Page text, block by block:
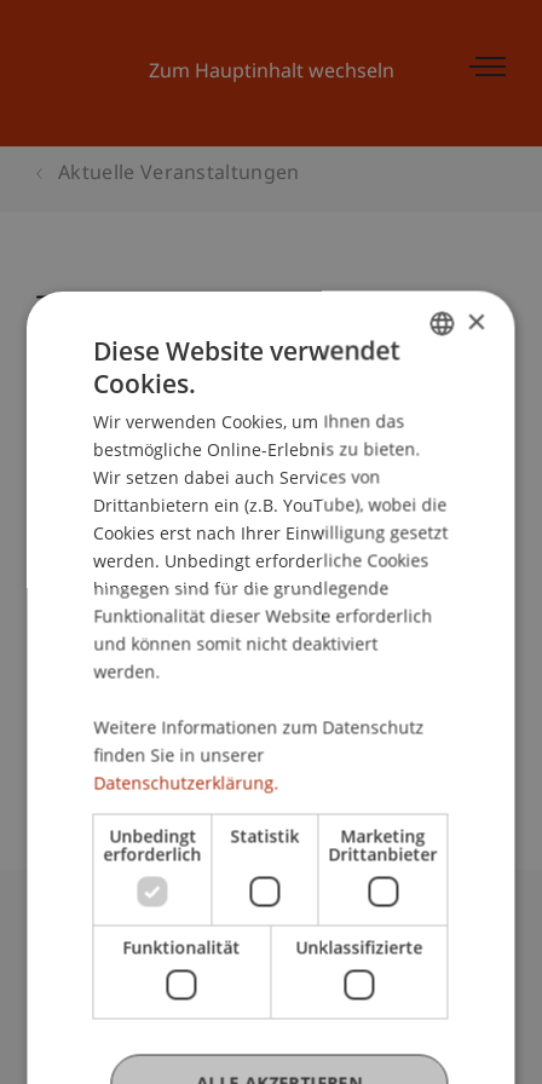
Zum Hauptinhalt wechseln
Aktuelle Veranstaltungen
The future of Liechtenstein's
Pension System
Dozierende/Dozierender:
School/Professur:
Rektorat
Veranstaltungsdetails
Kontakt
Universität Liechtenstein
Fürst-Franz-Josef-Strasse
Liechtenstein
T +423 265 11 11
×
Diese Website verwendet
Cookies.
Wir verwenden Cookies, um Ihnen das
bestmögliche Online-Erlebnis zu bieten.
Wir setzen dabei auch Services von
Drittanbietern ein (z.B. YouTube), wobei die
Cookies erst nach Ihrer Einwilligung gesetzt
werden. Unbedingt erforderliche Cookies
hingegen sind für die grundlegende
Funktionalität dieser Website erforderlich
und können somit nicht deaktiviert
werden.
Weitere Informationen zum Datenschutz
finden Sie in unserer
Datenschutzerklärung.
Unbedingt
erforderlich
Statistik Marketing
Drittanbieter
Funktionalität Unklassifizierte